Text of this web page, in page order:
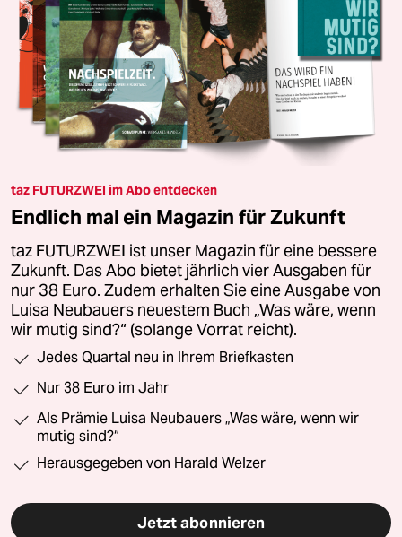
taz FUTURZWEI im Abo entdecken
Endlich mal ein Magazin für Zukunft
taz FUTURZWEI ist unser Magazin für eine bessere
Zukunft. Das Abo bietet jährlich vier Ausgaben für
nur 38 Euro. Zudem erhalten Sie eine Ausgabe von
Luisa Neubauers neuestem Buch „Was wäre, wenn
wir mutig sind?“ (solange Vorrat reicht).
Jedes Quartal neu in Ihrem Briefkasten
Nur 38 Euro im Jahr
Als Prämie Luisa Neubauers „Was wäre, wenn wir
mutig sind?“
Herausgegeben von Harald Welzer
Jetzt abonnieren